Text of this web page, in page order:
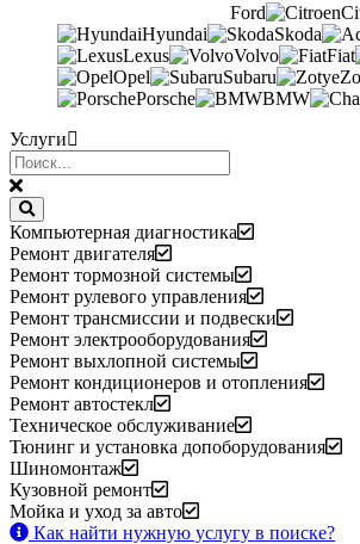
Ford
Hyundai
Skoda
Lexus
Volvo Fiat
Opel
Subaru
Porsche
BMW
Услуги
Компьютерная диагностика
Ремонт двигателя
Ремонт тормозной системы
Ремонт рулевого управления
Ремонт трансмиссии и подвески
Ремонт электрооборудования
Ремонт выхлопной системы
Ремонт кондиционеров и отопления
Ремонт автостекл
Техническое обслуживание
Тюнинг и установка допоборудования
Шиномонтаж
Кузовной ремонт
Мойка и уход за авто
Как найти нужную услугу в поиске?